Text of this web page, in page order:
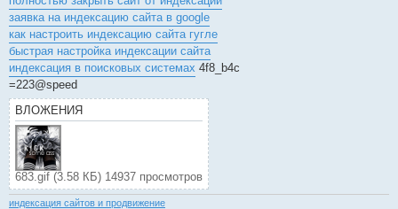
заявка на индексацию сайта в google
как настроить индексацию сайта гугле
быстрая настройка индексации сайта
индексация в поисковых системах 4f8_b4c
=223@speed
ВЛОЖЕНИЯ
683.gif (3.58 КБ) 14937 просмотров
индексация сайтов и продвижение